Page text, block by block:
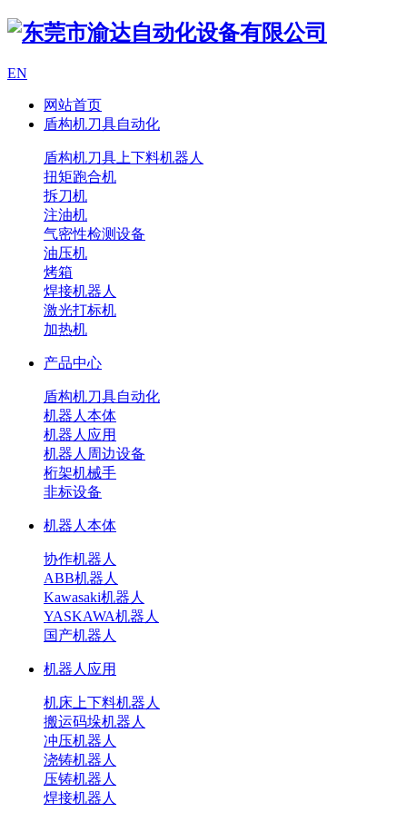
EN
网站首页
盾构机刀具自动化
盾构机刀具上下料机器人
扭矩跑合机
拆刀机
注油机
气密性检测设备
油压机
烤箱
焊接机器人
激光打标机
加热机
产品中心
盾构机刀具自动化
机器人本体
机器人应用
机器人周边设备
桁架机械手
非标设备
机器人本体
协作机器人
ABB机器人
Kawasaki机器人
YASKAWA机器人
国产机器人
机器人应用
机床上下料机器人
搬运码垛机器人
冲压机器人
浇铸机器人
压铸机器人
焊接机器人